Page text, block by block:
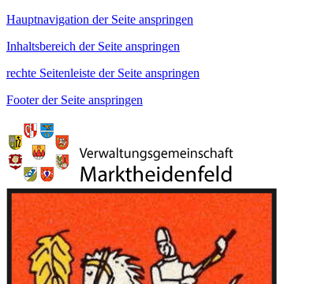
Hauptnavigation der Seite anspringen
Inhaltsbereich der Seite anspringen
rechte Seitenleiste der Seite anspringen
Footer der Seite anspringen